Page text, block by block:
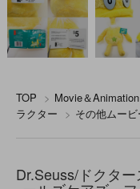
TOP > Movie＆
ラクター > その他ムー
Dr.Seuss/ドクタ